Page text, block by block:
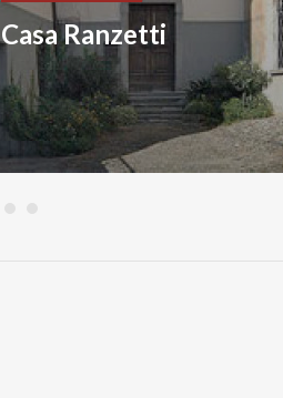
Casa Ranzetti